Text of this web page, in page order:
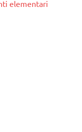
elementari